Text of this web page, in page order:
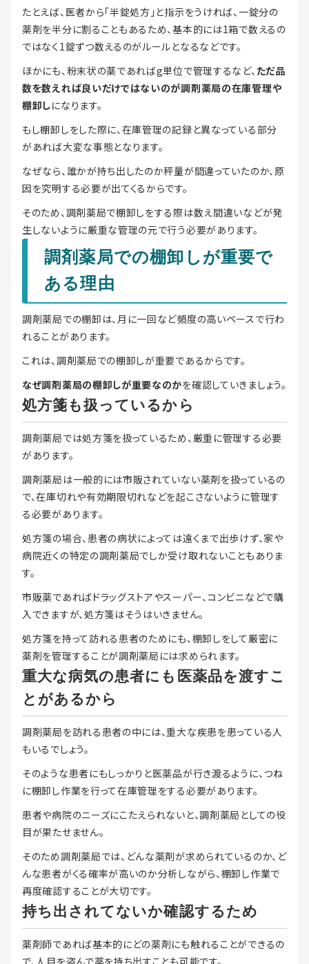
たとえば、医者から「半錠処方」と指示をうければ、一錠分の
薬剤を半分に割ることもあるため、基本的には1箱で数えるの
ではなく1錠ずつ数えるのがルールとなるなどです。
ほかにも、粉末状の薬であればg単位で管理するなど、 ただ品
数を数えれば良いだけではないのが調剤薬局の在庫管理や
棚卸しになります。
もし棚卸しをした際に、在庫管理の記録と異なっている部分
があれば大変な事態となります。
なぜなら、誰かが持ち出したのか秤量が間違っていたのか、原
因を究明する必要が出てくるからです。
そのため、調剤薬局で棚卸しをする際は数え間違いなどが発
生しないように厳重な管理の元で行う必要があります。
調剤薬局での棚卸しが重要で
ある理由
調剤薬局での棚卸は、月に一回など頻度の高いペースで行わ
れることがあります。
これは、調剤薬局での棚卸しが重要であるからです。
なぜ調剤薬局の棚卸しが重要なのかを確認していきましょう。
処方箋も扱っているから
調剤薬局では処方箋を扱っているため、厳重に管理する必要
があります。
調剤薬局は一般的には市販されていない薬剤を扱っているの
で、在庫切れや有効期限切れなどを起こさないように管理す
る必要があります。
処方箋の場合、患者の病状によっては遠くまで出歩けず、家や
病院近くの特定の調剤薬局でしか受け取れないこともありま
す。
市販薬であればドラッグストアやスーパー、コンビニなどで購
入できますが、処方箋はそうはいきません。
処方箋を持って訪れる患者のためにも、棚卸しをして厳密に
薬剤を管理することが調剤薬局には求められます。
重大な病気の患者にも医薬品を渡すこ
とがあるから
調剤薬局を訪れる患者の中には、重大な疾患を患っている人
もいるでしょう。
そのような患者にもしっかりと医薬品が行き渡るように、つね
に棚卸し作業を行って在庫管理をする必要があります。
患者や病院のニーズにこたえられないと、調剤薬局としての役
目が果たせません。
そのため調剤薬局では、どんな薬剤が求められているのか、ど
んな患者がくる確率が高いのか分析しながら、棚卸し作業で
再度確認することが大切です。
持ち出されてないか確認するため
薬剤師であれば基本的にどの薬剤にも触れることができるの